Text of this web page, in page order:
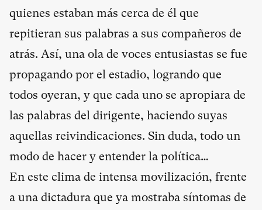
quienes estaban más cerca de él que
repitieran sus palabras a sus compañeros de
atrás. Así, una ola de voces entusiastas se fue
propagando por el estadio, logrando que
todos oyeran, y que cada uno se apropiara de
las palabras del dirigente, haciendo suyas
aquellas reivindicaciones. Sin duda, todo un
modo de hacer y entender la política…
En este clima de intensa movilización, frente
a una dictadura que ya mostraba síntomas de